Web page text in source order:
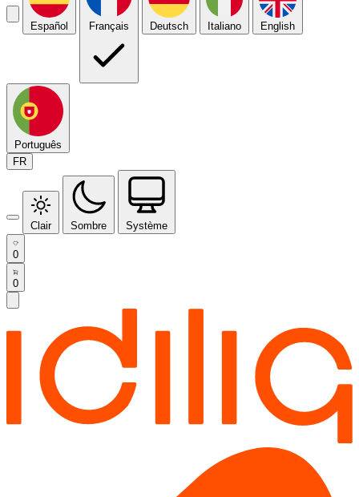
Español Français Deutsch Italiano English
Português
FR
Clair Sombre Système
0
0